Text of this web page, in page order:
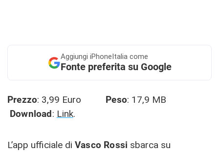
Aggiungi iPhoneItalia come
Fonte preferita su Google
Prezzo: 3,99 Euro Peso: 17,9 MB
Download: Link.
L’app ufficiale di Vasco Rossi sbarca su